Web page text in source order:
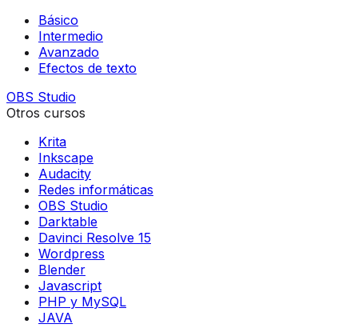
Básico
Intermedio
Avanzado
Efectos de texto
OBS Studio
Otros cursos
Krita
Inkscape
Audacity
Redes informáticas
OBS Studio
Darktable
Davinci Resolve 15
Wordpress
Blender
Javascript
PHP y MySQL
JAVA